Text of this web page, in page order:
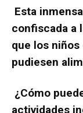
Esta
confiscada a
que los
pudiesen
¿Cómo
actividades